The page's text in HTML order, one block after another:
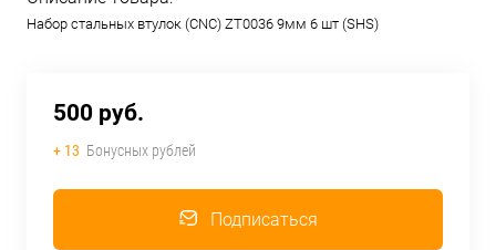
Набор стальных втулок (CNC) ZT0036 9мм 6 шт (SHS)
500 руб.
+ 13 Бонусных рублей
Подписаться